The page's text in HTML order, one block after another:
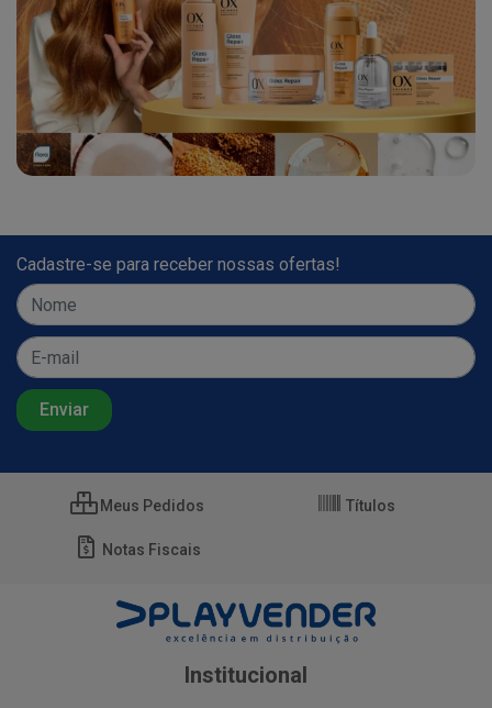
Cadastre-se para receber nossas ofertas!
Meus Pedidos Títulos
Notas Fiscais
Institucional